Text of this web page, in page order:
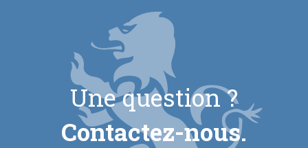
Une question ?
Contactez-nous.